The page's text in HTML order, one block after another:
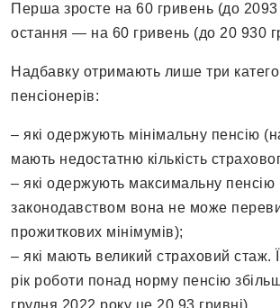
Перша зросте на 60 гривень (до 2093
остання — на 60 гривень (до 20 930
Надбавку отримають лише три
пенсіонерів:
– які одержують мінімальну пенсію
мають недостатню кількість
– які одержують максимальну пенсію
законодавством вона не може
прожиткових мінімумів);
– які мають великий страховий стаж.
рік роботи понад норму пенсію